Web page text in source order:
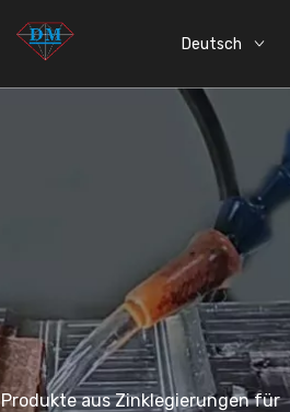
Deutsch
العربية
Español
Italiano
日本語
Produkte aus Zinklegierungen für